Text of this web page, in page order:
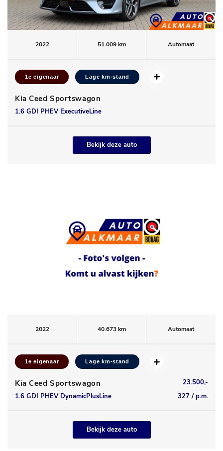
2022 51.009 km Automaat
1e eigenaar Lage km-stand
Kia Ceed Sportswagon
1.6 GDI PHEV ExecutiveLine
Bekijk deze auto
2022 40.673 km Automaat
1e eigenaar Lage km-stand
Kia Ceed Sportswagon
23.500,-
1.6 GDI PHEV DynamicPlusLine
327 / p.m.
Bekijk deze auto